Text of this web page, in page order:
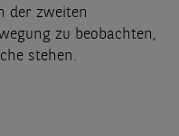
der zweiten
zu beobachten,
stehen.